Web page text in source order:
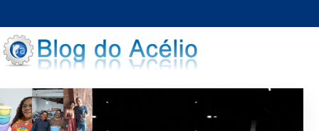
para
o
conteúdo